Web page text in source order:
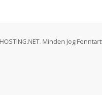
Minden Jog